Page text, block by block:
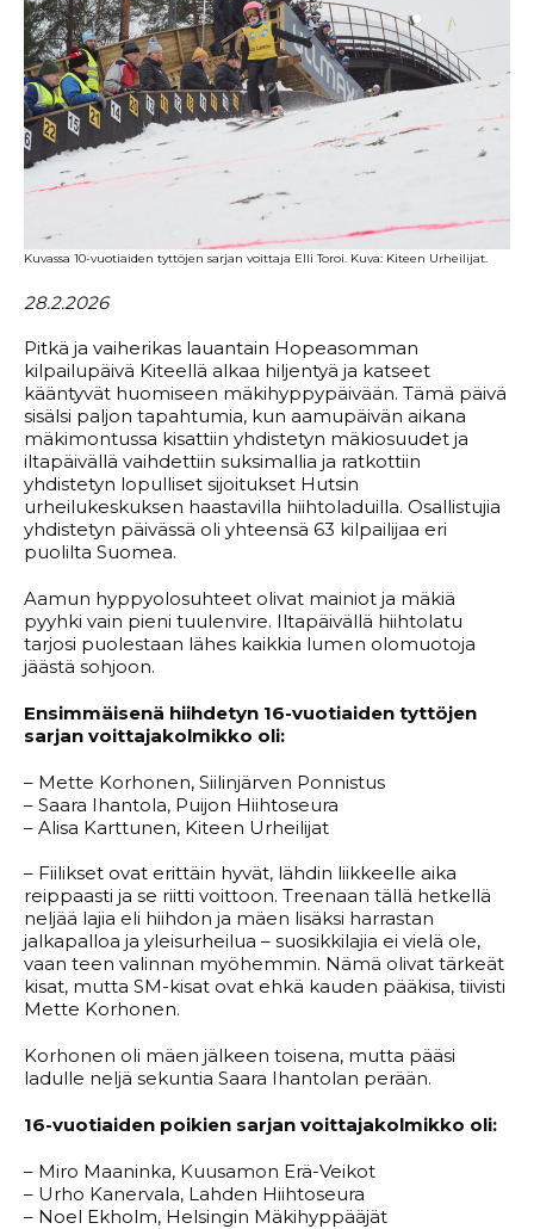
Kuvassa 10-vuotiaiden tyttöjen sarjan voittaja Elli Toroi. Kuva: Kiteen Urheilijat.
28.2.2026
Pitkä ja vaiherikas lauantain Hopeasomman
kilpailupäivä Kiteellä alkaa hiljentyä ja katseet
kääntyvät huomiseen mäkihyppypäivään. Tämä päivä
sisälsi paljon tapahtumia, kun aamupäivän aikana
mäkimontussa kisattiin yhdistetyn mäkiosuudet ja
iltapäivällä vaihdettiin suksimallia ja ratkottiin
yhdistetyn lopulliset sijoitukset Hutsin
urheilukeskuksen haastavilla hiihtoladuilla. Osallistujia
yhdistetyn päivässä oli yhteensä 63 kilpailijaa eri
puolilta Suomea.
Aamun hyppyolosuhteet olivat mainiot ja mäkiä
pyyhki vain pieni tuulenvire. Iltapäivällä hiihtolatu
tarjosi puolestaan lähes kaikkia lumen olomuotoja
jäästä sohjoon.
Ensimmäisenä hiihdetyn 16-vuotiaiden tyttöjen
sarjan voittajakolmikko oli:
– Mette Korhonen, Siilinjärven Ponnistus
– Saara Ihantola, Puijon Hiihtoseura
– Alisa Karttunen, Kiteen Urheilijat
– Fiilikset ovat erittäin hyvät, lähdin liikkeelle aika
reippaasti ja se riitti voittoon. Treenaan tällä hetkellä
neljää lajia eli hiihdon ja mäen lisäksi harrastan
jalkapalloa ja yleisurheilua – suosikkilajia ei vielä ole,
vaan teen valinnan myöhemmin. Nämä olivat tärkeät
kisat, mutta SM-kisat ovat ehkä kauden pääkisa, tiivisti
Mette Korhonen.
Korhonen oli mäen jälkeen toisena, mutta pääsi
ladulle neljä sekuntia Saara Ihantolan perään.
16-vuotiaiden poikien sarjan voittajakolmikko oli:
– Miro Maaninka, Kuusamon Erä-Veikot
– Urho Kanervala, Lahden Hiihtoseura
– Noel Ekholm, Helsingin Mäkihyppääjät